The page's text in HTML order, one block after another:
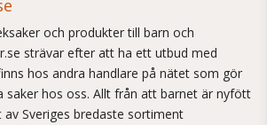
och produkter till barn och
strävar efter att ha ett utbud med
hos andra handlare på nätet som gör
saker hos oss. Allt från att barnet är nyfött
Sveriges bredaste sortiment